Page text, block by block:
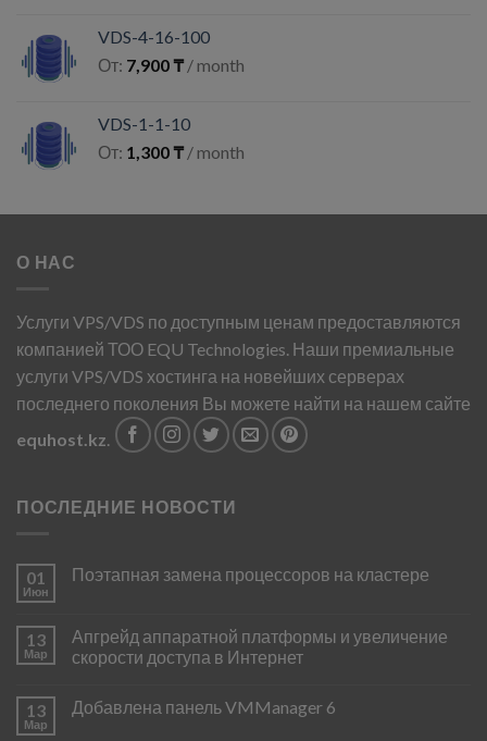
VDS-4-16-100
От: 7,900₸ / month
VDS-1-1-10
От: 1,300₸ / month
О НАС
Услуги VPS/VDS по доступным ценам предоставляются
компанией ТОО EQU Technologies. Наши премиальные
услуги VPS/VDS хостинга на новейших серверах
последнего поколения Вы можете найти на нашем сайте
equhost.kz.
ПОСЛЕДНИЕ НОВОСТИ
01
Июн
Поэтапная замена процессоров на кластере
13
Мар
Апгрейд аппаратной платформы и увеличение
скорости доступа в Интернет
13
Мар
Добавлена панель VMManager 6